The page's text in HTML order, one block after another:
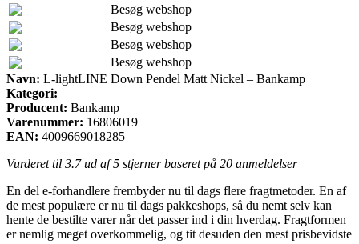
Besøg webshop
Besøg webshop
Besøg webshop
Besøg webshop
Navn: L-lightLINE Down Pendel Matt Nickel – Bankamp
Kategori:
Producent: Bankamp
Varenummer: 16806019
EAN: 4009669018285
Vurderet til 3.7ud af 5 stjerner baseret på 20 anmeldelser
En del e-forhandlere frembyder nu til dags flere fragtmetoder. En af
de mest populære er nu til dags pakkeshops, så du nemt selv kan
hente de bestilte varer når det passer ind i din hverdag. Fragtformen
er nemlig meget overkommelig, og tit desuden den mest prisbevidste